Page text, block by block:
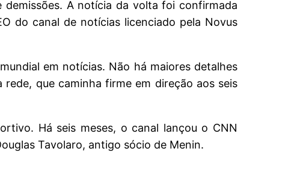
A notícia da volta foi confirmada
do canal de notícias licenciado pela Novus
em notícias. Não há maiores detalhes
que caminha firme em direção aos seis
Há seis meses, o canal lançou o CNN
Tavolaro, antigo sócio de Menin.